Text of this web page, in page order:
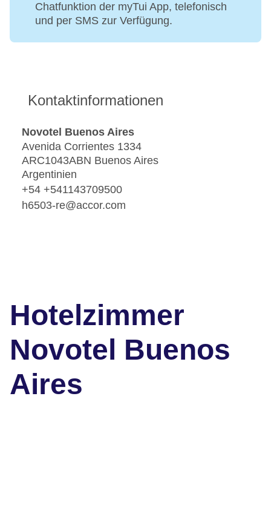
Chatfunktion der myTui App, telefonisch
und per SMS zur Verfügung.
Kontaktinformationen
Novotel Buenos Aires
Avenida Corrientes 1334
ARC1043ABN Buenos Aires
Argentinien
+54 +541143709500
h6503-re@accor.com
Hotelzimmer
Novotel Buenos
Aires